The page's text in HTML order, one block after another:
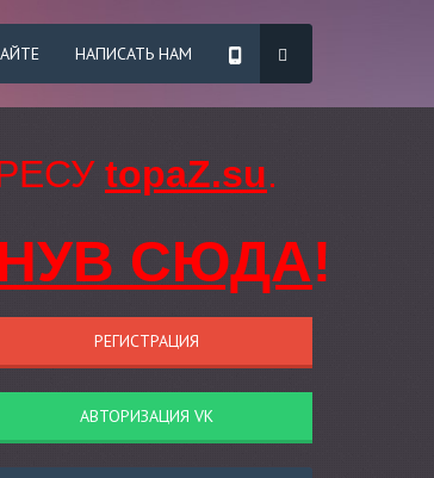
НАПИСАТЬ НАМ
topaZ.su.
СЮДА!
РЕГИСТРАЦИЯ
АВТОРИЗАЦИЯ VK